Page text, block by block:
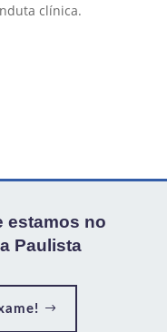
clínica.
estamos no
Paulista